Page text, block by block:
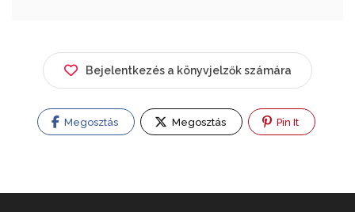
Bejelentkezés a könyvjelzők számára
Megosztás Megosztás Pin It